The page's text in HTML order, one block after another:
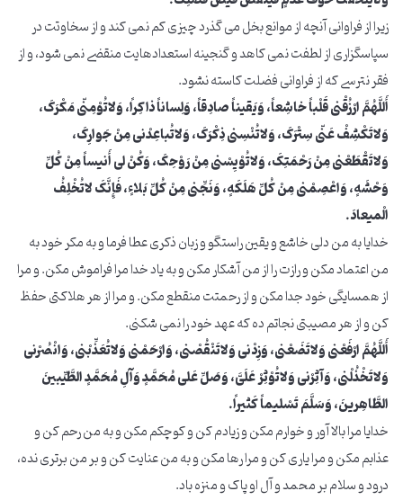
زیرا از فراوانی آنچه از موانع بخل می گذرد چیزی کم نمی کند و از سخاوتت در
سپاسگزاری از لطفت نمی کاهد و گنجینه استعدادهایت منقضی نمی شود، و از
فقر نترسی که از فراوانی فضلت کاسته نشود.
أَللَّهُمَّ ارْزُقْنی قَلْباً خاشِعاً، وَیَقیناً صادِقاً، وَلِساناً ذاکِراً، وَلاتُوْمِنّی مَکْرَکَ،
وَلاتَکْشِفْ عَنّی سِتْرَکَ، وَلاتُنْسِنی ذِکْرَکَ، وَلاتُباعِدْنی مِنْ جَوارِکَ،
وَلاتَقْطَعْنی مِنْ رَحْمَتِکَ، وَلاتُوْیِسْنی مِنْ رَوْحِکَ، وَکُنْ لی أَنیساً مِنْ کُلِّ
وَحْشَهٍ، وَاعْصِمْنی مِنْ کُلِّ هَلَکَهٍ، وَنَجِّنی مِنْ کُلِّ بَلاءٍ، فَإِنَّکَ لاتُخْلِفُ
الْمیعادَ.
خدایا به من دلی خاشع و یقین راستگو و زبان ذکری عطا فرما و به مکر خود به
من اعتماد مکن و رازت را از من آشکار مکن و به یاد خدا مرا فراموش مکن. و مرا
از همسایگی خود جدا مکن و از رحمتت منقطع مکن. و مرا از هر هلاکتی حفظ
کن و از هر مصیبتی نجاتم ده که عهد خود را نمی شکنی.
أَللَّهُمَّ ارْفَعْنی وَلاتَضَعْنی، وَزِدْنی وَلاتَنْقُصْنی، وَارْحَمْنی وَلاتُعَذِّبْنی، وَانْصُرْنی
وَلاتَخْذُلْنی، وَآثِرْنی وَلاتُوْثِرْ عَلَیَّ، وَصَلِّ عَلی مُحَمَّدٍ وَآلِ مُحَمَّدٍ الطَّیِّبینَ
الطَّاهِرینَ، وَسَلَّمَ تَسْلیماً کَثیراً.
خدایا مرا بالا آور و خوارم مکن و زیادم کن و کوچکم مکن و به من رحم کن و
عذابم مکن و مرا یاری کن و مرا رها مکن و به من عنایت کن و بر من برتری نده،
درود و سلام بر محمد و آل او پاک و منزه باد.